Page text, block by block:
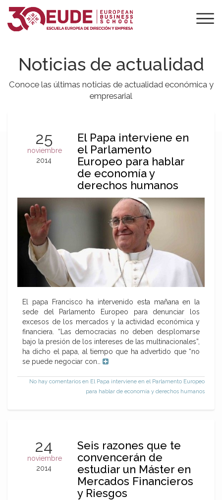
Noticias de actualidad
Conoce las últimas noticias de actualidad económica y
empresarial
25
noviembre
2014
El Papa interviene en
el Parlamento
Europeo para hablar
de economía y
derechos humanos
El papa Francisco ha intervenido esta mañana en la
sede del Parlamento Europeo para denunciar los
excesos de los mercados y la actividad económica y
financiera. “Las democracias no deben desplomarse
bajo la presión de los intereses de las multinacionales”,
ha dicho el papa, al tiempo que ha advertido que “no
se puede negociar con…
No hay comentarios en El Papa interviene en el Parlamento Europeo
para hablar de economía y derechos humanos
24
noviembre
2014
Seis razones que te
convencerán de
estudiar un Máster en
Mercados Financieros
y Riesgos